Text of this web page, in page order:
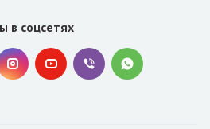
в соцсетях